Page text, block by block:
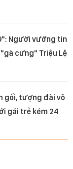
Người vướng tin
cưng" Triệu Lệ
gối, tượng đài võ
gái trẻ kém 24